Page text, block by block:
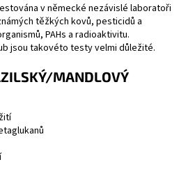
v německé nezávislé laboratoři
těžkých kovů, pesticidů a
PAHs a radioaktivitu.
jsou takovéto testy velmi důležité.
MANDLOVÝ